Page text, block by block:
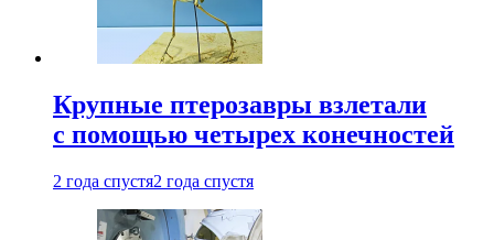
Крупные птерозавры взлетали
с помощью четырех конечностей
2 года спустя2 года спустя